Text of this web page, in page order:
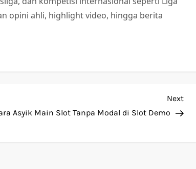
opini ahli, highlight video, hingga berita
Next
Post
Next
Asyik Main Slot Tanpa Modal di Slot Demo